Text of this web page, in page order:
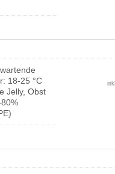
18-25 °C
Jelly, Obst